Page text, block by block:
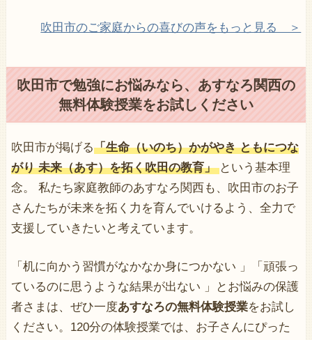
吹田市のご家庭からの喜びの声をもっと見る ＞
吹田市で勉強にお悩みなら、あすなろ関西の
無料体験授業をお試しください
吹田市が掲げる「生命（いのち）かがやき ともにつな
がり 未来（あす）を拓く吹田の教育」という基本理
念。 私たち家庭教師のあすなろ関西も、吹田市のお子
さんたちが未来を拓く力を育んでいけるよう、全力で
支援していきたいと考えています。
「机に向かう習慣がなかなか身につかない 」「頑張っ
ているのに思うような結果が出ない 」とお悩みの保護
者さまは、ぜひ一度あすなろの無料体験授業をお試し
ください。120分の体験授業では、お子さんにぴった